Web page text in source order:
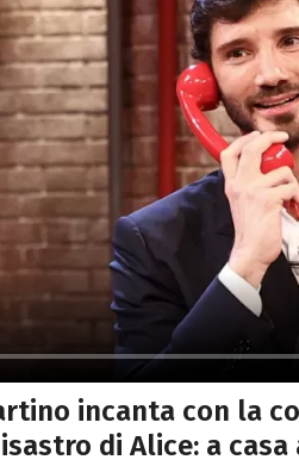
incanta con la
di Alice: a casa